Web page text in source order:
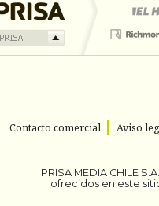
Contacto comercial Aviso
PRISA MEDIA CHILE
ofrecidos en este